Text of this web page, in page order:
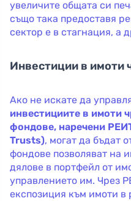
увеличите общата си
също така предоставя
сектор е в стагнация, а
Инвестиции в имоти
Ако не искате да
инвестициите в имоти
фондове, наречени
Trusts), могат да бъдат
фондове позволяват на
дялове в портфейл от
управлението им. Чрез
експозиция към имоти в